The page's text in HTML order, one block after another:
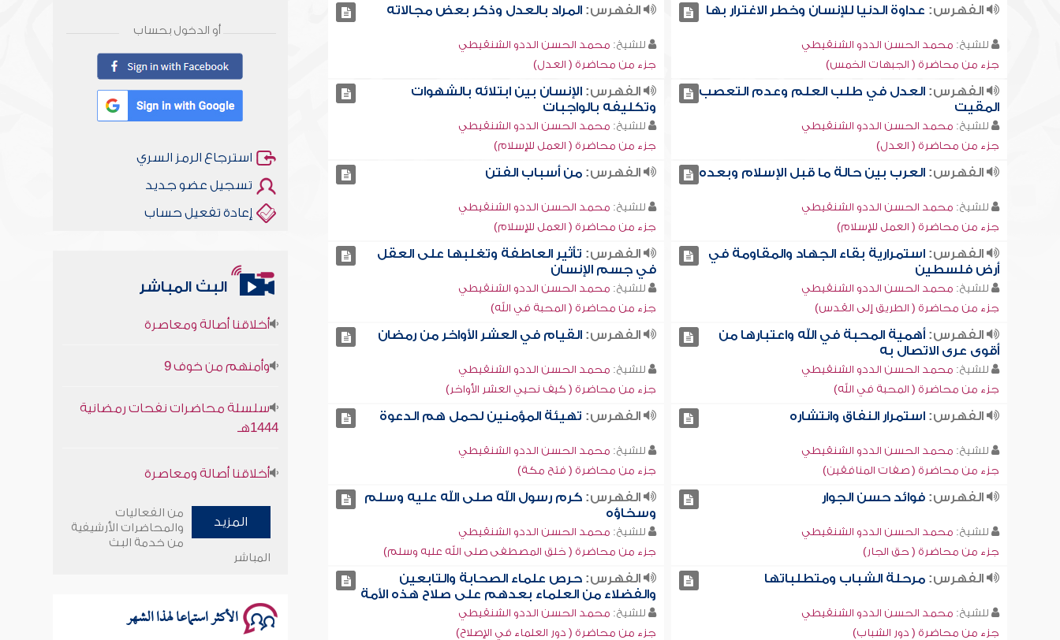
الفهرس: عداوة الدنيا للإنسان وخطر الاغترار بها
للشيخ: محمد الحسن الددو الشنقيطي
جزء من محاضرة ( الجبهات الخمس)
الفهرس: المراد بالعدل وذكر بعض مجالاته
للشيخ: محمد الحسن الددو الشنقيطي
جزء من محاضرة ( العدل)
الفهرس:العدل في طلب العلم وعدم التعصب
المقيت
للشيخ: محمد الحسن الددو الشنقيطي
جزء من محاضرة ( العدل)
الفهرس: الإنسان بين ابتلائه بالشهوات
وتكليفه بالواجبات
للشيخ: محمد الحسن الددو الشنقيطي
جزء من محاضرة ( العمل للإسلام)
الفهرس:العرب بين حالة ما قبل الإسلام وبعده
للشيخ: محمد الحسن الددو الشنقيطي
جزء من محاضرة ( العمل للإسلام)
الفهرس: من أسباب الفتن
للشيخ: محمد الحسن الددو الشنقيطي
جزء من محاضرة ( العمل للإسلام)
الفهرس:استمرارية بقاء الجهاد والمقاومة في
أرض فلسطين
للشيخ: محمد الحسن الددو الشنقيطي
جزء من محاضرة ( الطريق إلى القدس)
الفهرس: تأثير العاطفة وتغلبها على العقل
في جسم الإنسان
للشيخ: محمد الحسن الددو الشنقيطي
جزء من محاضرة ( المحبة في الله)
الفهرس:أهمية المحبة في الله واعتبارها من
أقوى عرى الاتصال به
للشيخ: محمد الحسن الددو الشنقيطي
جزء من محاضرة ( المحبة في الله)
الفهرس: القيام في العشر الأواخر من رمضان
للشيخ: محمد الحسن الددو الشنقيطي
جزء من محاضرة ( كيف نحيي العشر الأواخر)
الفهرس:استمرار النفاق وانتشاره
للشيخ: محمد الحسن الددو الشنقيطي
جزء من محاضرة ( صفات المنافقين)
الفهرس: تهيئة المؤمنين لحمل هم الدعوة
للشيخ: محمد الحسن الددو الشنقيطي
جزء من محاضرة ( فتح مكة)
الفهرس:فوائد حسن الجوار
للشيخ: محمد الحسن الددو الشنقيطي
جزء من محاضرة ( حق الجار)
الفهرس: كرم رسول الله صلى الله عليه وسلم
وسخاؤه
للشيخ: محمد الحسن الددو الشنقيطي
جزء من محاضرة ( خلق المصطفى صلى الله عليه وسلم)
الفهرس:مرحلة الشباب ومتطلباتها
للشيخ: محمد الحسن الددو الشنقيطي
جزء من محاضرة ( دور الشباب)
الفهرس: حرص علماء الصحابة والتابعين
والفضلاء من العلماء بعدهم على صلاح هذه الأمة
للشيخ: محمد الحسن الددو الشنقيطي
جزء من محاضرة ( دور العلماء في الإصلاح)
أو الدخول بحساب
استرجاع الرمز السري
تسجيل عضو جديد
إعادة تفعيل حساب
البث المباشر
أخلاقنا أصالة ومعاصرة
1444هـ
سلسلة محاضرات نفحات رمضانية
المزيد
من الفعاليات
والمحاضرات الأرشيفية
من خدمة البث
المباشر
الأكثر استماعا لهذا الشهر